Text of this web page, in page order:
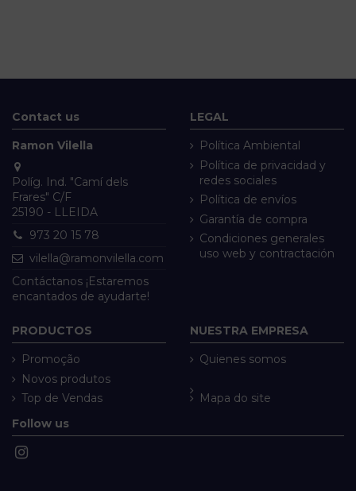
Contact us
Ramon Vilella
Políg. Ind. "Camí dels
Frares" C/F
25190 - LLEIDA
973 20 15 78
vilella@ramonvilella.com
Contáctanos ¡Estaremos
encantados de ayudarte!
LEGAL
Política Ambiental
Política de privacidad y
redes sociales
Política de envíos
Garantía de compra
Condiciones generales
uso web y contractación
PRODUCTOS
Promoção
Novos produtos
Top de Vendas
NUESTRA EMPRESA
Quienes somos
Mapa do site
Follow us